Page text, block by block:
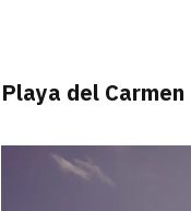
Playa del Carmen